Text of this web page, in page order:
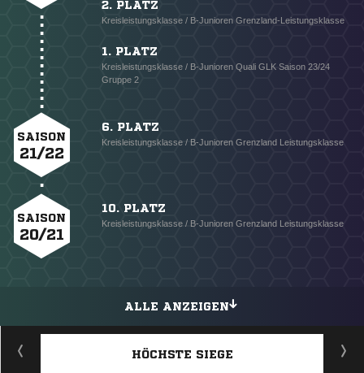
2. PLATZ
Kreisleistungsklasse / B-Junioren Grenzland-Leistungsklasse
1. PLATZ
Kreisleistungsklasse / B-Junioren Quali GLK Saison 23/24
Gruppe 2
SAISON
21/22
6. PLATZ
Kreisleistungsklasse / B-Junioren Grenzland Leistungsklasse
SAISON
20/21
10. PLATZ
Kreisleistungsklasse / B-Junioren Grenzland Leistungsklasse
ALLE ANZEIGEN
HÖCHSTE SIEGE